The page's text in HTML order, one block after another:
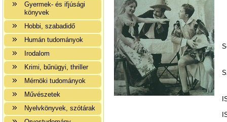
Gyermek- és ifjúsági
könyvek
Hobbi, szabadidő
Humán tudományok
Irodalom
Krimi, bűnügyi, thriller
Mérnöki tudományok
Művészetek
Nyelvkönyvek, szótárak